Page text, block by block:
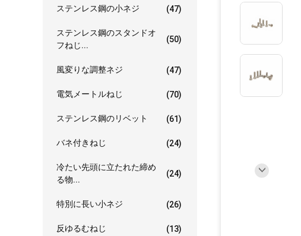
ステンレス鋼の小ネジ (47)
ステンレス鋼のスタンドオ
フねじ...
(50)
風変りな調整ネジ (47)
電気メートルねじ (70)
ステンレス鋼のリベット (61)
バネ付きねじ (24)
冷たい先頭に立たれた締め
る物...
(24)
特別に長い小ネジ (26)
反ゆるむねじ (13)